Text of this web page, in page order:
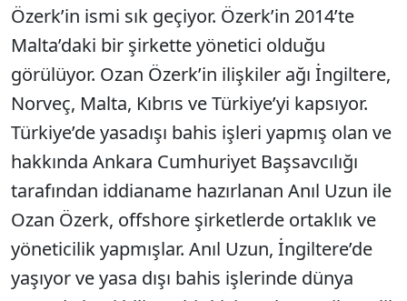
Özerk’in ismi sık geçiyor. Özerk’in 2014’te
Malta’daki bir şirkette yönetici olduğu
görülüyor. Ozan Özerk’in ilişkiler ağı İngiltere,
Norveç, Malta, Kıbrıs ve Türkiye’yi kapsıyor.
Türkiye’de yasadışı bahis işleri yapmış olan ve
hakkında Ankara Cumhuriyet Başsavcılığı
tarafından iddianame hazırlanan Anıl Uzun ile
Ozan Özerk, offshore şirketlerde ortaklık ve
yöneticilik yapmışlar. Anıl Uzun, İngiltere’de
yaşıyor ve yasa dışı bahis işlerinde dünya